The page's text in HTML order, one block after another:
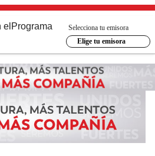
el Programa
Selecciona tu emisora
Elige tu emisora